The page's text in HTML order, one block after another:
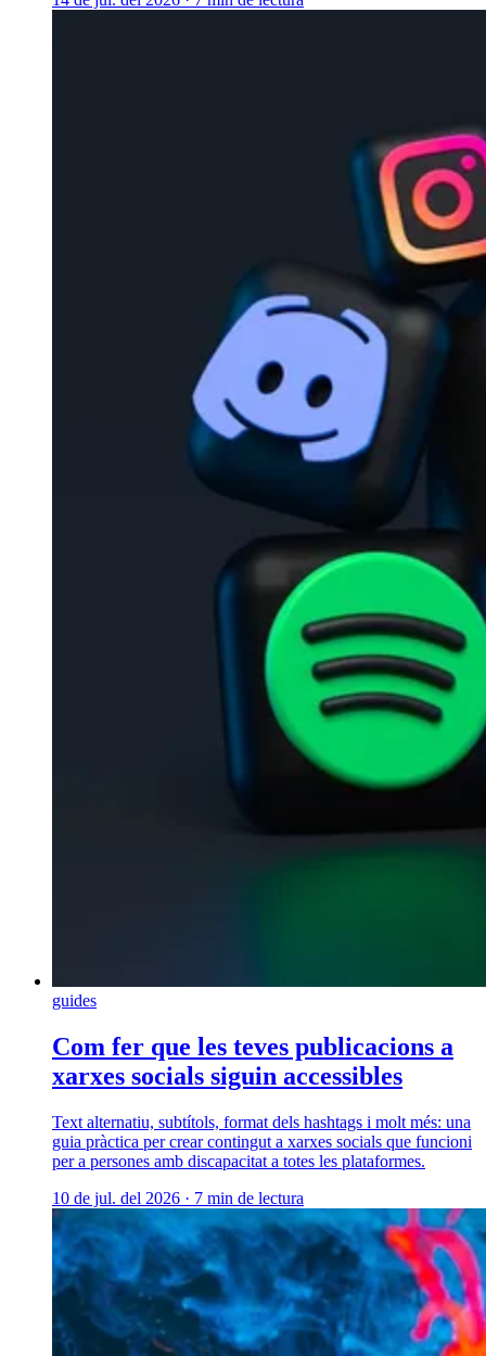
guides
Com fer que les teves publicacions a
xarxes socials siguin accessibles
Text alternatiu, subtítols, format dels hashtags i molt més: una
guia pràctica per crear contingut a xarxes socials que funcioni
per a persones amb discapacitat a totes les plataformes.
10 de jul. del 2026 · 7 min de lectura